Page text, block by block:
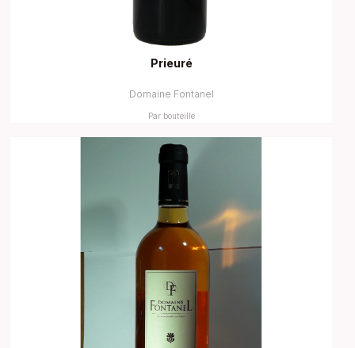
Prieuré
Domaine Fontanel
Par bouteille